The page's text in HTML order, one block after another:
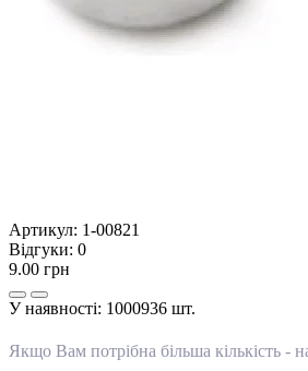
Артикул: 1-00821
Відгуки: 0
9.00 грн
У наявності: 1000936 шт.
Якщо Вам потрібна більша кількість -